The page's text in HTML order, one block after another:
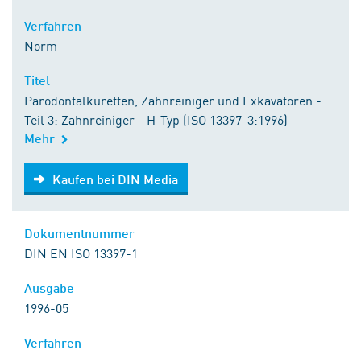
Norm
Parodontalküretten, Zahnreiniger und Exkavatoren -
Teil 3: Zahnreiniger - H-Typ (ISO 13397-3:1996)
Mehr
Kaufen bei DIN Media
Kaufen bei DIN Media
DIN EN ISO 13397-1
1996-05